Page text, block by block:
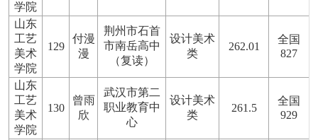
学院
山东
工艺
美术
学院
129
付漫
漫
荆州市石首
市南岳高中
（复读）
设计美术
类
262.01
全国
827
山东
工艺
美术
学院
130
曾雨
欣
武汉市第二
职业教育中
心
设计美术
类
261.5
全国
929